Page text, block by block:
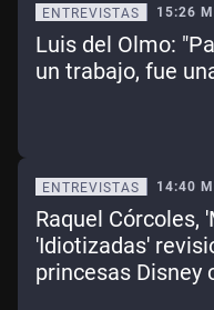
ENTREVISTAS 15:26
Luis del Olmo:
un trabajo, fue
ENTREVISTAS 14:40
Raquel Córcoles,
'Idiotizadas'
princesas Disney